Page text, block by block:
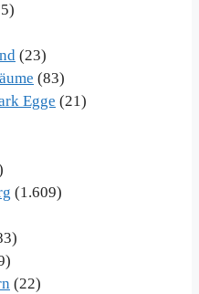
(23)
(83)
Egge (21)
(1.609)
(22)